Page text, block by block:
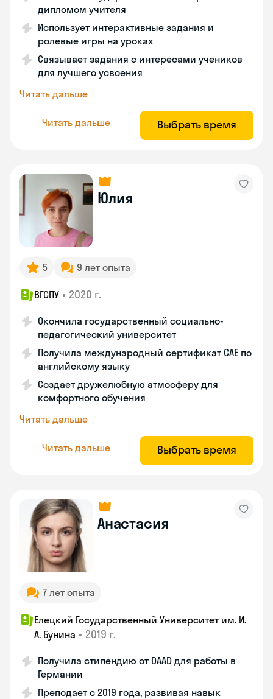
дипломом учителя
Использует интерактивные задания и
ролевые игры на уроках
Связывает задания с интересами учеников
для лучшего усвоения
Читать дальше
Читать дальше Выбрать время
Юлия
5 9 лет опыта
ВГСПУ • 2020 г.
Окончила государственный социально-
педагогический университет
Получила международный сертификат САЕ по
английскому языку
Создает дружелюбную атмосферу для
комфортного обучения
Читать дальше
Читать дальше Выбрать время
Анастасия
7 лет опыта
Елецкий Государственный Университет им. И.
А. Бунина • 2019 г.
Получила стипендию от DAAD для работы в
Германии
Преподает с 2019 года, развивая навык